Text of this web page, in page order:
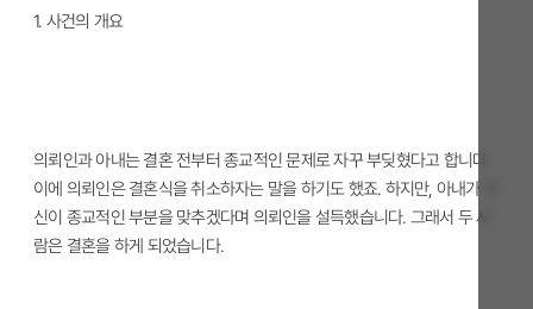
1. 사건의 개요
의뢰인과 아내는 결혼 전부터 종교적인 문제로 자꾸 부딪혔다고 합니다.
이에 의뢰인은 결혼식을 취소하자는 말을 하기도 했죠. 하지만, 아내가 자
신이 종교적인 부분을 맞추겠다며 의뢰인을 설득했습니다. 그래서 두 사
람은 결혼을 하게 되었습니다.